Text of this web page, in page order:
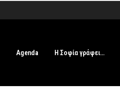
Agenda Η Σοφία γράφει…